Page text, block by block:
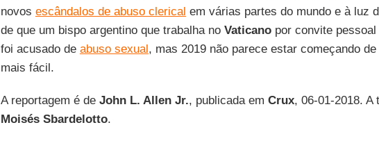
novos escândalos de abuso clerical em várias partes do mundo e à luz
de que um bispo argentino que trabalha no Vaticanopor convite pessoal
foi acusado de abuso sexual, mas 2019 não parece estar começando
mais fácil.
A reportagem é de John L. Allen Jr., publicada em Crux, 06-01-2018. A
Moisés Sbardelotto.